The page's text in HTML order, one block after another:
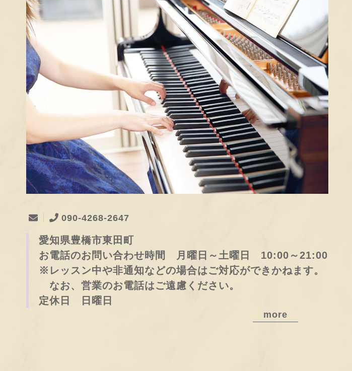
090-4268-2647
愛知県豊橋市東田町
お電話のお問い合わせ時間 月曜日～土曜日 10:00～21:00
※レッスン中や非通知などの場合はご対応ができかねます。
なお、営業のお電話はご遠慮ください。
定休日 日曜日
more